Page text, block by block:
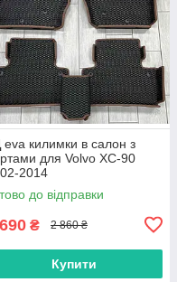
eva килимки в салон з
для Volvo XC-90
2014
до відправки
₴ 2 860 ₴
Купити